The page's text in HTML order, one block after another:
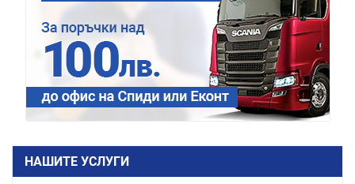
НАШИТЕ УСЛУГИ